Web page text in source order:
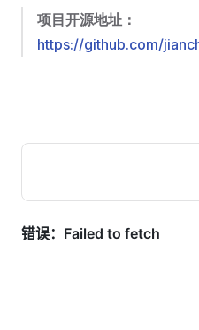
项目开源地址：
https://github.com/
Pager